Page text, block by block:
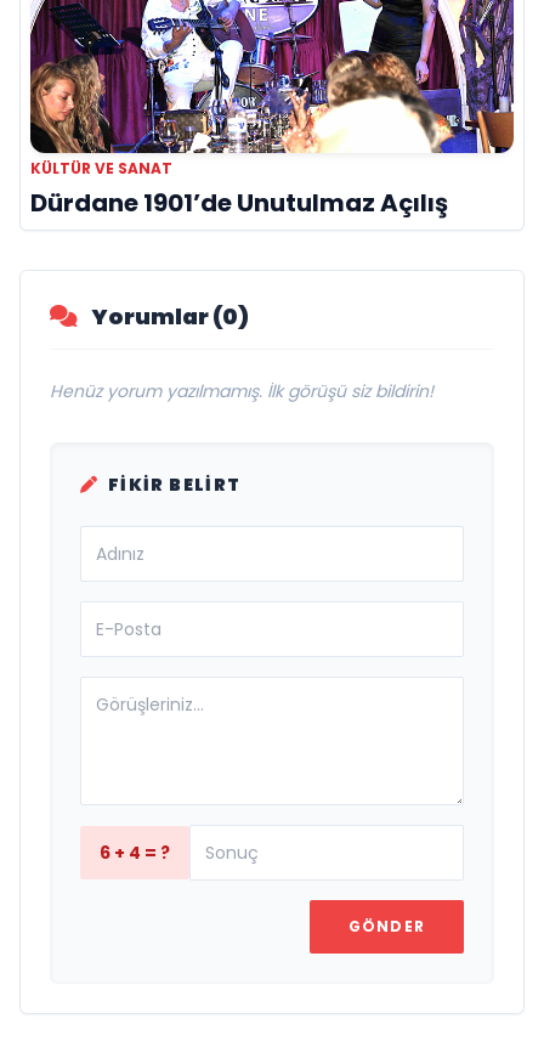
KÜLTÜR VE SANAT
Dürdane 1901’de Unutulmaz Açılış
Yorumlar (0)
Henüz yorum yazılmamış. İlk görüşü siz bildirin!
FIKIR BELIRT
6 + 4 = ?
GÖNDER